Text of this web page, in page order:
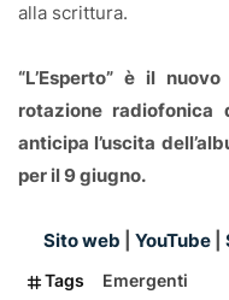
alla scrittura.
“L’Esperto” è il
rotazione
anticipa l’uscita
per il 9 giugno.
Sito web YouTube
Tags Emergenti